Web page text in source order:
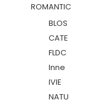
ROMANTIC
BLOS
CATE
FLDC
Inne
IVIE
NATU